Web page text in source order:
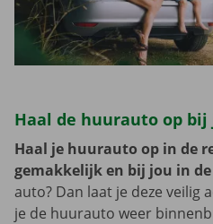
Haal de huurauto op
Haal je huurauto op in de
gemakkelijk en bij jou in
auto? Dan laat je deze
je de huurauto weer